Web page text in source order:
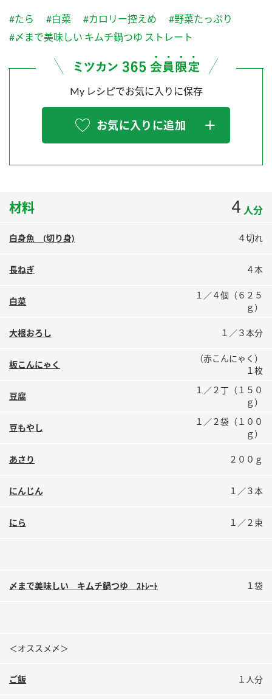
ふりかけ おすしの素
炊き込みご飯の素 米飯用調味液
Fibee
納豆のサイト
三ツ判山吹
スペシャルサイト
お酢を知ろう！
すしラボ
納豆の豆知識
ロングセラー商品 ＋ おすすめレシピ
MIM（ミツカンミュージアム）
お客様相談センター
お客様の声をいかしました
販売終了製品のご案内
よくあるご質問
ミツカン公式通販
#たら #白菜 #カロリー控えめ
#野菜たっぷり
#〆まで美味しい キムチ鍋つゆ ストレート
My レシピでお気に入りに保存
お気に入りに追加
材料 4 人分
白身魚 (切り身) ４切れ
長ねぎ ４本
白菜
１／４個（６２５
ｇ）
大根おろし １／３本分
板こんにゃく
（赤こんにゃく）
１枚
豆腐
１／２丁（１５０
ｇ）
豆もやし
１／２袋（１００
ｇ）
あさり ２００ｇ
にんじん １／３本
にら １／２束
〆まで美味しい キムチ鍋つゆ ｽﾄﾚｰﾄ １袋
＜オススメ〆＞
ご飯 １人分